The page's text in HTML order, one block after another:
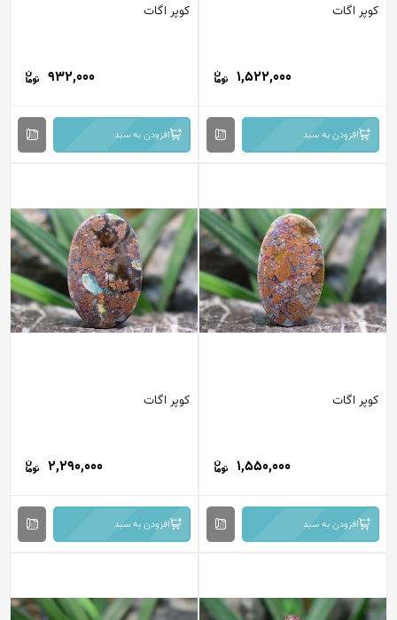
کوپر اگات
1,522,000
افزودن به سبد
کوپر اگات
932,000
افزودن به سبد
کوپر اگات
1,550,000
افزودن به سبد
کوپر اگات
2,290,000
افزودن به سبد